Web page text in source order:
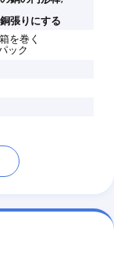
張りにする
を巻く
ック